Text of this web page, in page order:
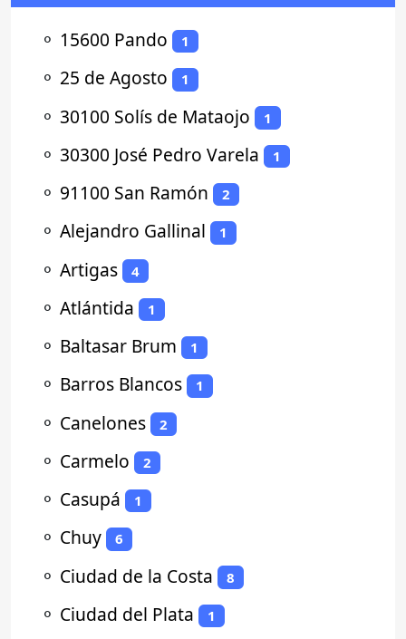
⚬ 15600 Pando 1
⚬ 25 de Agosto 1
⚬ 30100 Solís de Mataojo 1
⚬ 30300 José Pedro Varela 1
⚬ 91100 San Ramón 2
⚬ Alejandro Gallinal 1
⚬ Artigas 4
⚬ Atlántida 1
⚬ Baltasar Brum 1
⚬ Barros Blancos 1
⚬ Canelones 2
⚬ Carmelo 2
⚬ Casupá 1
⚬ Chuy 6
⚬ Ciudad de la Costa 8
⚬ Ciudad del Plata 1